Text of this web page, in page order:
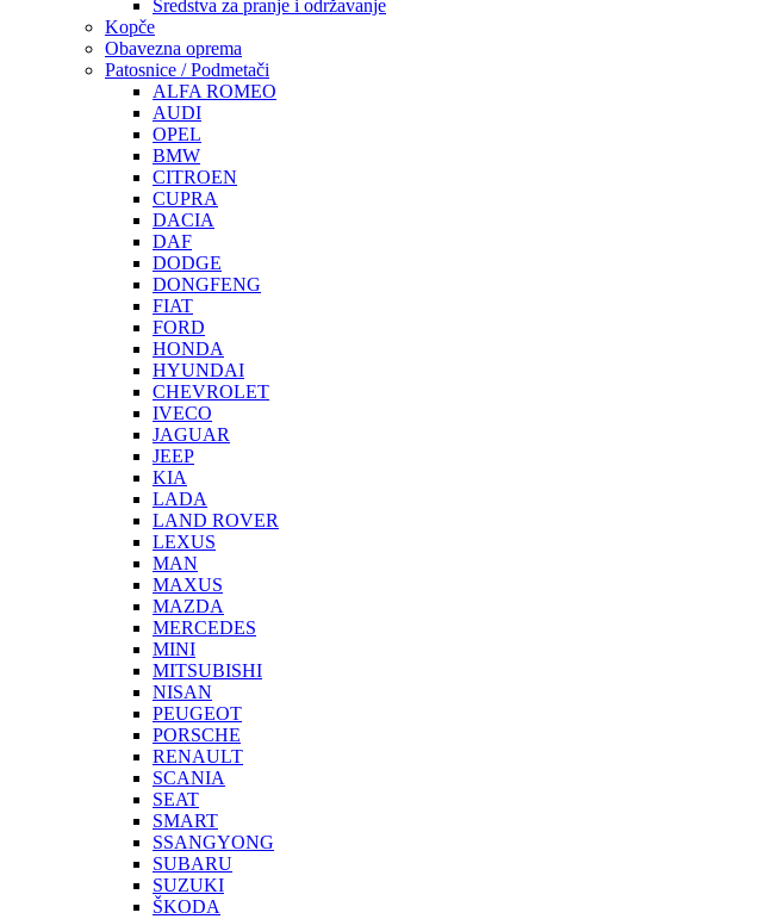
Sredstva za pranje i održavanje
Kopče
Obavezna oprema
Patosnice / Podmetači
ALFA ROMEO
AUDI
OPEL
BMW
CITROEN
CUPRA
DACIA
DAF
DODGE
DONGFENG
FIAT
FORD
HONDA
HYUNDAI
CHEVROLET
IVECO
JAGUAR
JEEP
KIA
LADA
LAND ROVER
LEXUS
MAN
MAXUS
MAZDA
MERCEDES
MINI
MITSUBISHI
NISAN
PEUGEOT
PORSCHE
RENAULT
SCANIA
SEAT
SMART
SSANGYONG
SUBARU
SUZUKI
ŠKODA